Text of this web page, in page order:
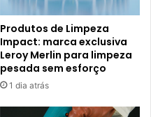
Produtos de Limpeza
Impact: marca exclusiva
Leroy Merlin para limpeza
pesada sem esforço
1 dia atrás